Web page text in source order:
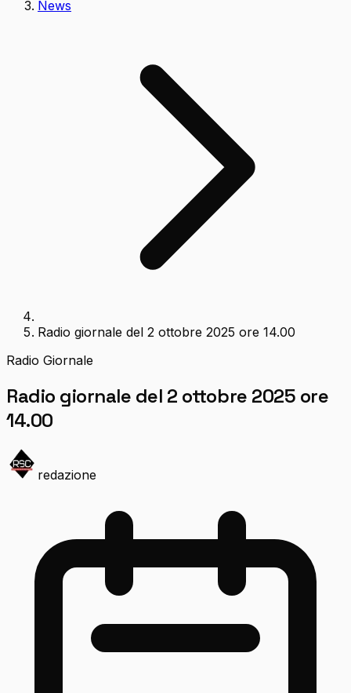
News
Radio giornale del 2 ottobre 2025 ore 14.00
Radio Giornale
Radio giornale del 2 ottobre 2025 ore
14.00
redazione